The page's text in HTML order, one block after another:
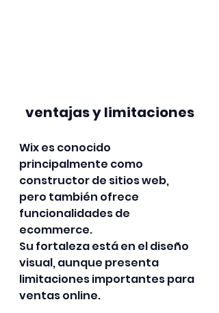
ventajas y limitaciones
Wix es conocido
principalmente como
constructor de sitios web,
pero también ofrece
funcionalidades de
ecommerce.
Su fortaleza está en el diseño
visual, aunque presenta
limitaciones importantes para
ventas online.